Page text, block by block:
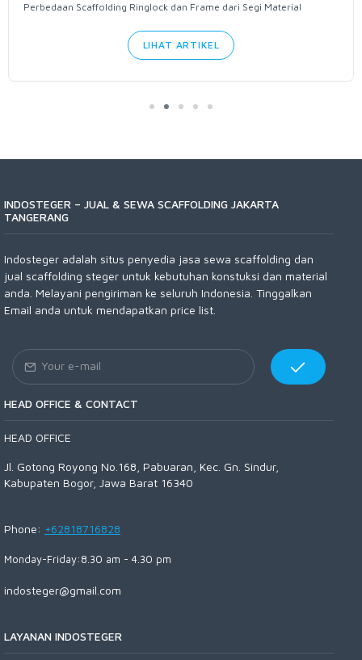
Perbedaan Scaffolding Ringlock dan Frame dari Segi Material
LIHAT ARTIKEL
INDOSTEGER – JUAL & SEWA SCAFFOLDING JAKARTA
TANGERANG
Indosteger adalah situs penyedia jasa sewa scaffolding dan
jual scaffolding steger untuk kebutuhan konstuksi dan material
anda. Melayani pengiriman ke seluruh Indonesia. Tinggalkan
Email anda untuk mendapatkan price list.
HEAD OFFICE & CONTACT
HEAD OFFICE
Jl. Gotong Royong No.168, Pabuaran, Kec. Gn. Sindur,
Kabupaten Bogor, Jawa Barat 16340
Phone: +62818716828
Monday-Friday:8.30 am - 4.30 pm
indosteger@gmail.com
LAYANAN INDOSTEGER